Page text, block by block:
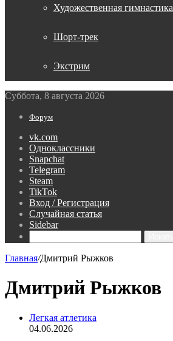
Художественная гимнастика
Шорт-трек
Экстрим
Суббота, 8 августа 2026
Форум
vk.com
Одноклассники
Snapchat
Telegram
Steam
TikTok
Вход / Регистрация
Случайная статья
Sidebar
Главная/Дмитрий Рыжков
Дмитрий Рыжков
Легкая атлетика
04.06.2026